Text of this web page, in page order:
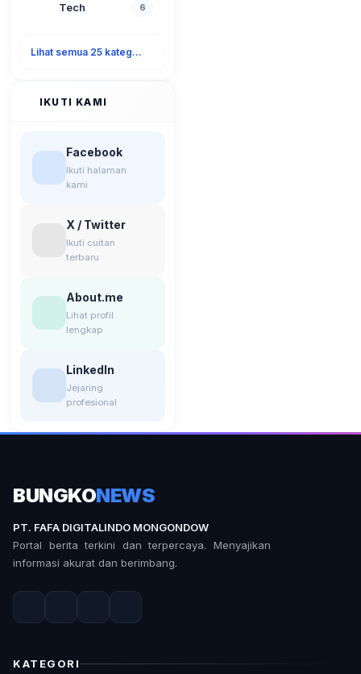
Tech 6
Lihat semua 25 kategori
IKUTI KAMI
Facebook
Ikuti halaman
kami
X / Twitter
Ikuti cuitan
terbaru
About.me
Lihat profil
lengkap
LinkedIn
Jejaring
profesional
BUNGKONEWS
PT. FAFA DIGITALINDO MONGONDOW
Portal berita terkini dan terpercaya. Menyajikan
informasi akurat dan berimbang.
KATEGORI